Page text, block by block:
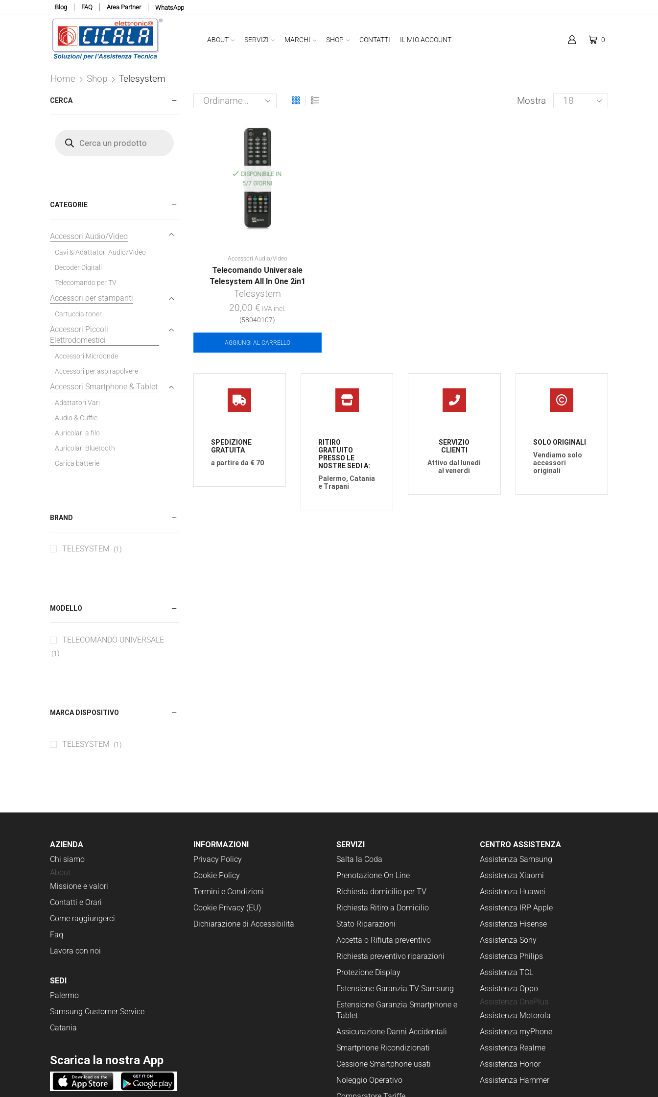
Blog FAQ Area Partner WhatsApp
ABOUT SERVIZI MARCHI SHOP CONTATTI IL MIO ACCOUNT 0
Home Shop
Telesystem
Mostra
Products
DISPONIBILE IN
5/7 GIORNI
Accessori Audio/Video
Telecomando Universale
Telesystem All In One 2in1
Telesystem
20,00 € IVA incl.
(58040107)
AGGIUNGI AL CARRELLO
SPEDIZIONE
GRATUITA
a partire da € 70
RITIRO
GRATUITO
PRESSO LE
NOSTRE SEDI A:
Palermo, Catania
e Trapani
SERVIZIO
CLIENTI
Attivo dal lunedì
al venerdì
SOLO ORIGINALI
Vendiamo solo
accessori
originali
CERCA
search
CATEGORIE
Accessori Audio/Video
Cavi & Adattatori Audio/Video
Decoder Digitali
Telecomando per TV
Accessori per stampanti
Cartuccia toner
Accessori Piccoli
Elettrodomestici
Accessori Microonde
Accessori per aspirapolvere
Accessori Smartphone & Tablet
Adattatori Vari
Audio & Cuffie
Auricolari a filo
Auricolari Bluetooth
Carica batterie
Pellicola Protezione Smartphone
BRAND
TELESYSTEM (1)
MODELLO
TELECOMANDO UNIVERSALE
(1)
MARCA DISPOSITIVO
TELESYSTEM (1)
AZIENDA
Chi siamo
About
Missione e valori
Contatti e Orari
Come raggiungerci
Faq
Lavora con noi
SEDI
Palermo
Samsung Customer Service
Catania
Scarica la nostra App
INFORMAZIONI
Privacy Policy
Cookie Policy
Termini e Condizioni
Cookie Privacy (EU)
Dichiarazione di Accessibilità
SERVIZI
Salta la Coda
Prenotazione On Line
Richiesta domicilio per TV
Richiesta Ritiro a Domicilio
Stato Riparazioni
Accetta o Rifiuta preventivo
Richiesta preventivo riparazioni
Protezione Display
Estensione Garanzia TV Samsung
Estensione Garanzia Smartphone e
Tablet
Assicurazione Danni Accidentali
Smartphone Ricondizionati
Cessione Smartphone usati
Noleggio Operativo
CENTRO ASSISTENZA
Assistenza Samsung
Assistenza Xiaomi
Assistenza Huawei
Assistenza IRP Apple
Assistenza Hisense
Assistenza Sony
Assistenza Philips
Assistenza TCL
Assistenza Oppo
Assistenza OnePlus
Assistenza Motorola
Assistenza myPhone
Assistenza Realme
Assistenza Honor
Assistenza Hammer